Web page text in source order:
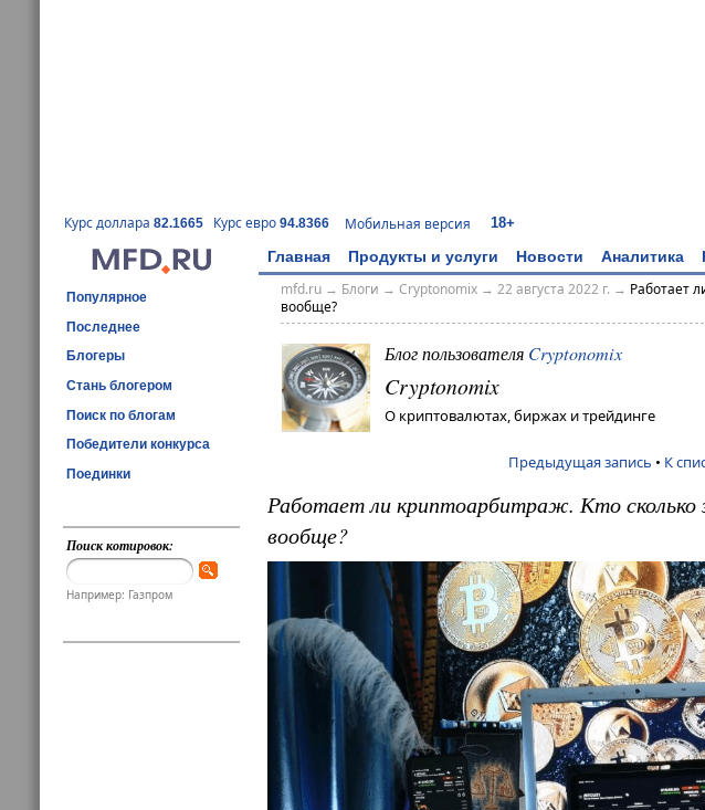
Курс доллара 82.1665 Курс евро 94.8366 Мобильная версия 18+
Главная Продукты и услуги Новости Аналитика
Популярное
Последнее
Блогеры
Стань блогером
Поиск по блогам
Победители конкурса
Поединки
Поиск котировок:
Например: Газпром
mfd.ru→ Блоги → Cryptonomix→ 22 августа 2022 г. → Работает
вообще?
Блог пользователя Cryptonomix
Cryptonomix
О криптовалютах, биржах и трейдинге
Предыдущая запись • К
Работает ли криптоарбитраж. Кто сколько
вообще?